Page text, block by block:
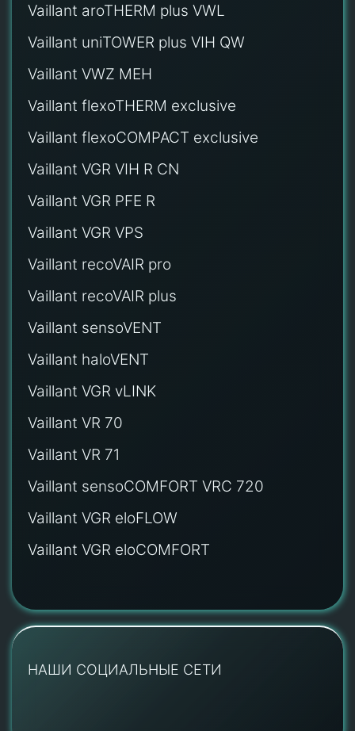
Vaillant aroTHERM plus VWL
Vaillant uniTOWER plus VIH QW
Vaillant VWZ MEH
Vaillant flexoTHERM exclusive
Vaillant flexoCOMPACT exclusive
Vaillant VGR VIH R CN
Vaillant VGR PFE R
Vaillant VGR VPS
Vaillant recoVAIR pro
Vaillant recoVAIR plus
Vaillant sensoVENT
Vaillant haloVENT
Vaillant VGR vLINK
Vaillant VR 70
Vaillant VR 71
Vaillant sensoCOMFORT VRC 720
Vaillant VGR eloFLOW
Vaillant VGR eloCOMFORT
НАШИ СОЦИАЛЬНЫЕ СЕТИ